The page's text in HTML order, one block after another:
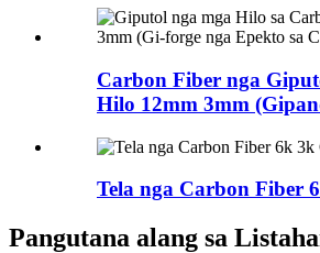
Carbon Fiber nga
Hilo 12mm 3mm
Tela nga Carbon Fiber
Pangutana alang sa